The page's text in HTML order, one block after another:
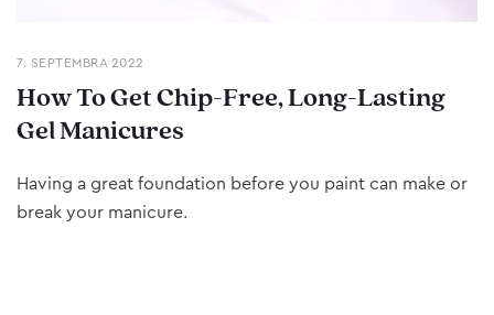
7. SEPTEMBRA 2022
How To Get Chip-Free, Long-Lasting
Gel Manicures
Having a great foundation before you paint can make or
break your manicure.